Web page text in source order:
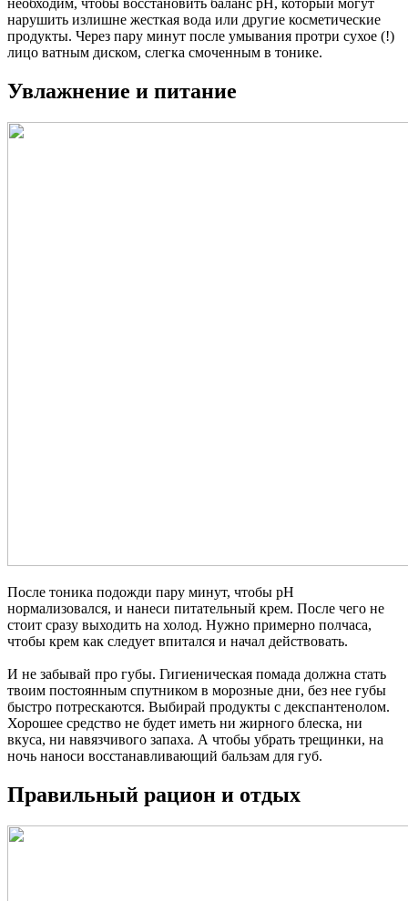
необходим, чтобы восстановить баланс рН, который могут
нарушить излишне жесткая вода или другие косметические
продукты. Через пару минут после умывания протри сухое (!)
лицо ватным диском, слегка смоченным в тонике.
Увлажнение и питание
После тоника подожди пару минут, чтобы рН
нормализовался, и нанеси питательный крем. После чего не
стоит сразу выходить на холод. Нужно примерно полчаса,
чтобы крем как следует впитался и начал действовать.
И не забывай про губы. Гигиеническая помада должна стать
твоим постоянным спутником в морозные дни, без нее губы
быстро потрескаются. Выбирай продукты с декспантенолом.
Хорошее средство не будет иметь ни жирного блеска, ни
вкуса, ни навязчивого запаха. А чтобы убрать трещинки, на
ночь наноси восстанавливающий бальзам для губ.
Правильный рацион и отдых